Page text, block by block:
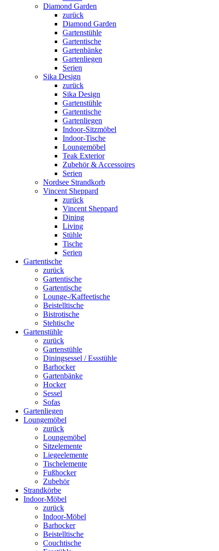
Diamond Garden
zurück
Diamond Garden
Gartenstühle
Gartentische
Gartenbänke
Gartenliegen
Serien
Sika Design
zurück
Sika Design
Gartenstühle
Gartentische
Gartenliegen
Indoor-Sitzmöbel
Indoor-Tische
Loungemöbel
Teak Exterior
Zubehör & Accessoires
Serien
Nordsee Strandkorb
Vincent Sheppard
zurück
Vincent Sheppard
Dining
Living
Stühle
Tische
Serien
Gartentische
zurück
Gartentische
Gartentische
Lounge-/Kaffeetische
Beistelltische
Bistrotische
Stehtische
Gartenstühle
zurück
Gartenstühle
Diningsessel / Essstühle
Barhocker
Gartenbänke
Hocker
Sessel
Sofas
Gartenliegen
Loungemöbel
zurück
Loungemöbel
Sitzelemente
Liegeelemente
Tischelemente
Fußhocker
Zubehör
Strandkörbe
Indoor-Möbel
zurück
Indoor-Möbel
Barhocker
Beistelltische
Couchtische